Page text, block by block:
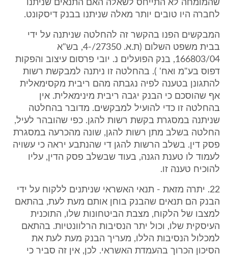
שהמומחה לא התייחס לשאלה האם התנאים שניתנו
לחברה היו טובים יותר מאלה שניתנו בבנק דיסקונט.
המבקשים הפנו בהקשר זה להחלטה שניתנה על ידי
בבית משפט השלום (ת.א. 27350/-4, בש"א
166803/04, בנק הפועלים נ. יובי פרסום עיצוב והפקות
דפוס בע"מ ואח' ). בהחלטה זו ניתנה למבקשת רשות
להתגונן בטענה לפיה נגבתה מהם ריבית מקסימאלית
אף שהוסכם כי הבנק יגבה ריבית מינימאלית. אין
בהחלטה זו כדי להועיל למבקשים. מדובר בהחלטה
שניתנה במסגרת בקשת רשות להגן. כפי שהובהר לעיל,
החלטה בשלב מתן רשות להגן, שונה מהכרעה במסגרת
פסק דין. בשלב הרשות להגן די שהנתבע יראה כי עשויה
לעמוד לו טענת הגנה, בעוד שבשלב פסק הדין, עליו
להוכיח טענה זו.
22. יתרה מזאת - תנאי האשראי שניתנים ללקוח על ידי
הבנק הם תנאים שהבנק בוחן אותם מעת לעת, בהתאם
למצבו של הלקוח, מצבת הביטחונות שלו, התוכנית
העיסקית שלו, וכול יתר הנסיבות הרלוונטיות. בהתאם
למכלול הנסיבות הללו, מעריך הבנק מעת לעת את
הסיכון הכרוך בהעמדת האשראי. לכן, אין זה סביר כי